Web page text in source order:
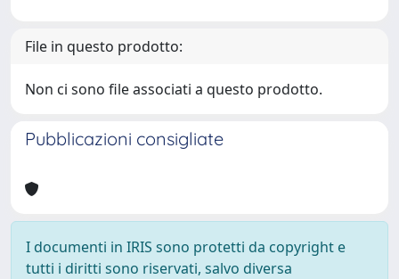
File in questo prodotto:
Non ci sono file associati a questo prodotto.
Pubblicazioni consigliate
I documenti in IRIS sono protetti da copyright e
tutti i diritti sono riservati, salvo diversa